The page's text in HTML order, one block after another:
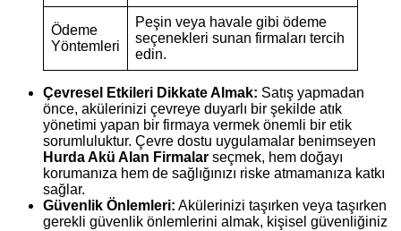
Ödeme
Yöntemleri
Peşin veya havale gibi ödeme
seçenekleri sunan firmaları tercih
edin.
Çevresel Etkileri Dikkate Almak: Satış yapmadan
önce, akülerinizi çevreye duyarlı bir şekilde atık
yönetimi yapan bir firmaya vermek önemli bir etik
sorumluluktur. Çevre dostu uygulamalar benimseyen
Hurda Akü Alan Firmalar seçmek, hem doğayı
korumanıza hem de sağlığınızı riske atmamanıza katkı
sağlar.
Güvenlik Önlemleri: Akülerinizi taşırken veya taşırken
gerekli güvenlik önlemlerini almak, kişisel güvenliğiniz